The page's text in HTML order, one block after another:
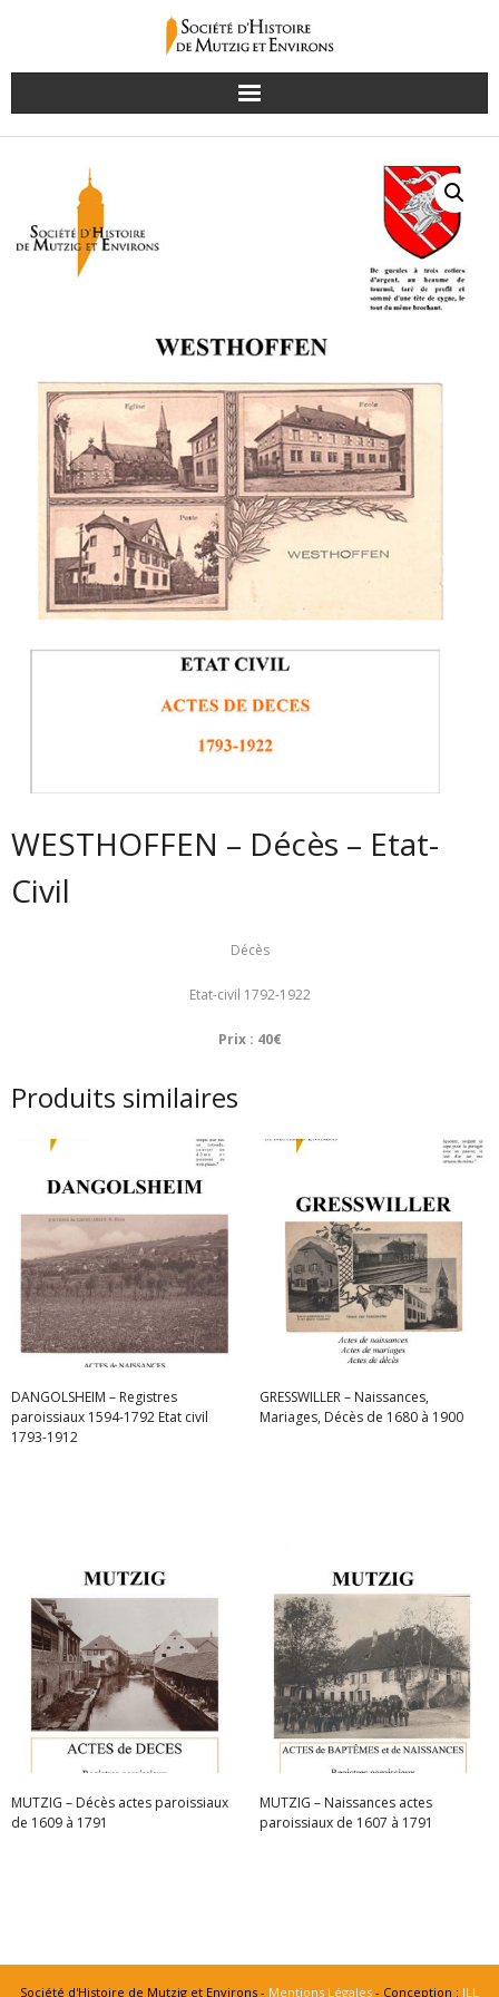
WESTHOFFEN – Décès – Etat-
Civil
Décès
Etat-civil 1792-1922
Prix : 40€
Produits similaires
DANGOLSHEIM – Registres
paroissiaux 1594-1792 Etat civil
1793-1912
GRESSWILLER – Naissances,
Mariages, Décès de 1680 à 1900
MUTZIG – Décès actes paroissiaux
de 1609 à 1791
MUTZIG – Naissances actes
paroissiaux de 1607 à 1791
Société d'Histoire de Mutzig et Environs - Mentions Légales - Conception : ILL